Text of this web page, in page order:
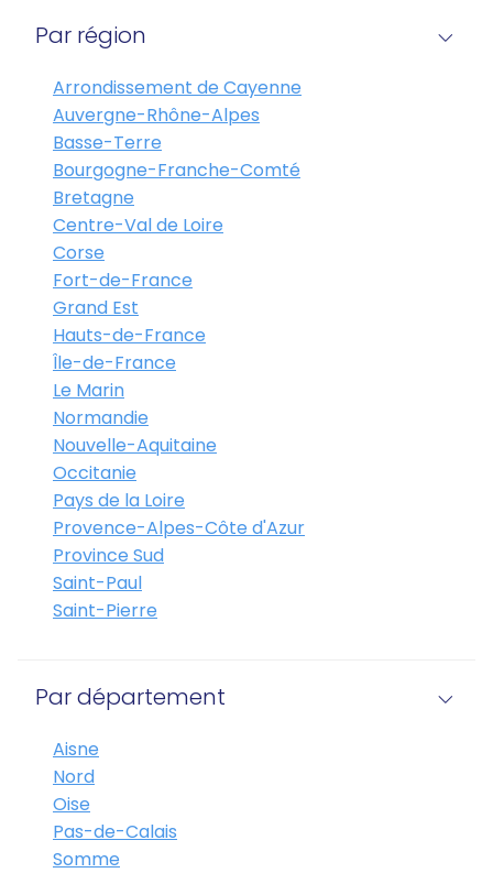
Par région
Arrondissement de Cayenne
Auvergne-Rhône-Alpes
Basse-Terre
Bourgogne-Franche-Comté
Bretagne
Centre-Val de Loire
Corse
Fort-de-France
Grand Est
Hauts-de-France
Île-de-France
Le Marin
Normandie
Nouvelle-Aquitaine
Occitanie
Pays de la Loire
Provence-Alpes-Côte d'Azur
Province Sud
Saint-Paul
Saint-Pierre
Par département
Aisne
Nord
Oise
Pas-de-Calais
Somme